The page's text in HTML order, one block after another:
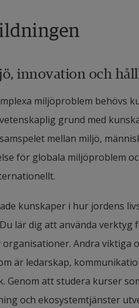
innovation och
miljöproblem behövs
grund med
mellan miljö,
för globala miljöproblem
kunskaper i hur jordens
lär dig att använda
organisationer. Andra viktiga
är ledarskap,
Genom att studera kurser
och ekosystemtjänster